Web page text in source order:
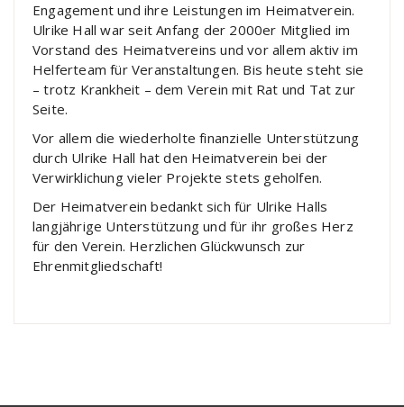
Engagement und ihre Leistungen im Heimatverein.
Ulrike Hall war seit Anfang der 2000er Mitglied im
Vorstand des Heimatvereins und vor allem aktiv im
Helferteam für Veranstaltungen. Bis heute steht sie
– trotz Krankheit – dem Verein mit Rat und Tat zur
Seite.
Vor allem die wiederholte finanzielle Unterstützung
durch Ulrike Hall hat den Heimatverein bei der
Verwirklichung vieler Projekte stets geholfen.
Der Heimatverein bedankt sich für Ulrike Halls
langjährige Unterstützung und für ihr großes Herz
für den Verein. Herzlichen Glückwunsch zur
Ehrenmitgliedschaft!